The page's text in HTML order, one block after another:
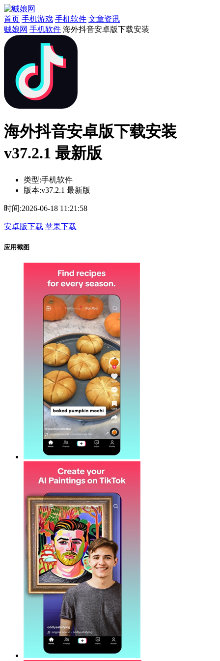
首页 手机游戏 手机软件 文章资讯
贼娘网 手机软件 海外抖音安卓版下载安装
海外抖音安卓版下载安装
v37.2.1 最新版
类型:手机软件
版本:v37.2.1 最新版
时间:2026-06-18 11:21:58
安卓版下载 苹果下载
应用截图